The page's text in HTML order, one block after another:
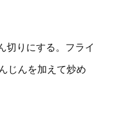
切りにする。フライ
じんを加えて炒め